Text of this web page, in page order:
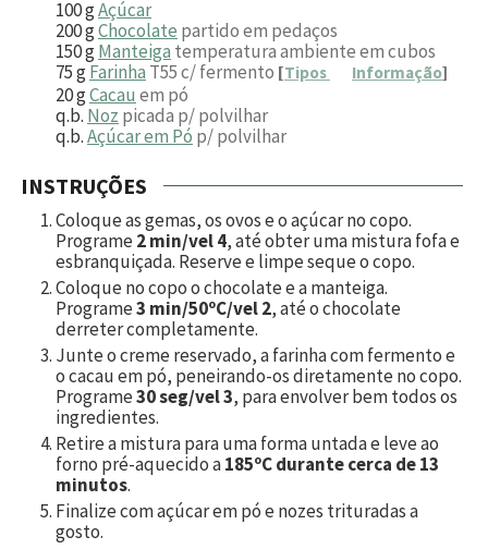
100gAçúcar
200gChocolate partido em pedaços
150gManteiga temperatura ambiente em cubos
75gFarinha T55 c/ fermento [Tipos Informação]
20gCacau em pó
q.b. Noz picada p/ polvilhar
q.b.Açúcar em Pó p/ polvilhar
INSTRUÇÕES
Coloque as gemas, os ovos e o açúcar no copo.
Programe2 min/vel 4, até obter uma mistura fofa e
esbranquiçada. Reserve e limpe seque o copo.
Coloque no copo o chocolate e a manteiga.
Programe3 min/50ºC/vel 2, até o chocolate
derreter completamente.
Junte o creme reservado, a farinha com fermento e
o cacau em pó, peneirando-os diretamente no copo.
Programe30 seg/vel 3, para envolver bem todos os
ingredientes.
Retire a mistura para uma forma untada e leve ao
forno pré-aquecido a185ºC durante cerca de 13
minutos.
Finalize com açúcar em pó e nozes trituradas a
gosto.